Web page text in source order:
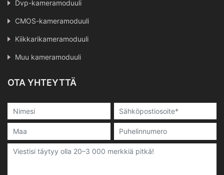
Dvp-kameramoduuli
CMOS-kameramoduuli
Kiikkarikameramoduuli
Muu kameramoduuli
OTA YHTEYTTÄ